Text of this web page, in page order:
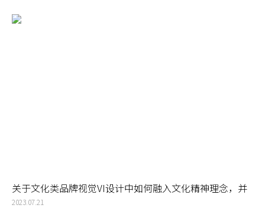
关于文化类品牌视觉VI设计中如何融入文化精神理念，并
在赋予图形化的视觉形象表达
2023.07.21